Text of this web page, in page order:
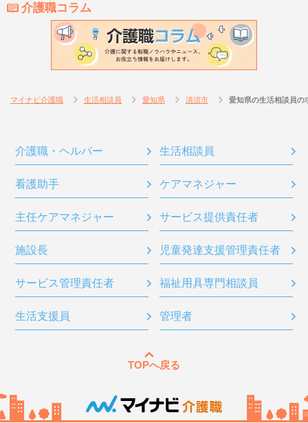
介護職コラム
マイナビ介護職 生活相談員 愛知県 清須市 愛知県の生活相談員の
介護職・ヘルパー 生活相談員
看護助手 ケアマネジャー
主任ケアマネジャー サービス提供責任者
施設長 児童発達支援管理責任者
サービス管理責任者 福祉用具専門相談員
生活支援員 管理者
TOPへ戻る